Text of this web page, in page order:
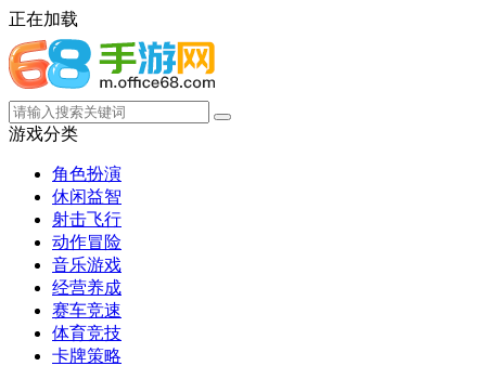
正在加载
游戏分类
角色扮演
休闲益智
射击飞行
动作冒险
音乐游戏
经营养成
赛车竞速
体育竞技
卡牌策略